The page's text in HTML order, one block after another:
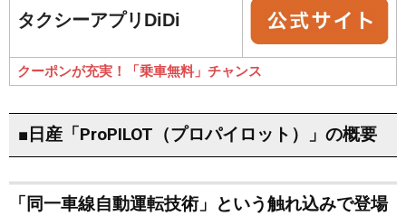
タクシーアプリDiDi
クーポンが充実！「乗車無料」チャンス
■日産「ProPILOT（プロパイロット）」の概要
「同一車線自動運転技術」という触れ込みで登場